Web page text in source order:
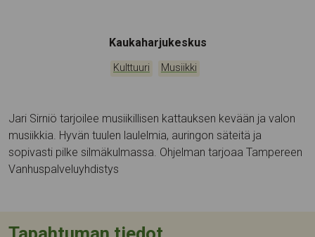
Tapahtumapaikka:
Kaukaharjukeskus
Kategoriat:
Kulttuuri Musiikki
Jari Sirniö tarjoilee musiikillisen kattauksen kevään ja valon
musiikkia. Hyvän tuulen laulelmia, auringon säteitä ja
sopivasti pilke silmäkulmassa. Ohjelman tarjoaa Tampereen
Vanhuspalveluyhdistys